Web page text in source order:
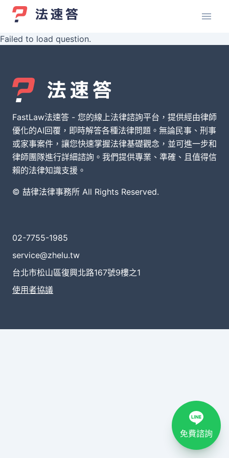
Failed to load question.
FastLaw法速答 - 您的線上法律諮詢平台，提供經由律師
優化的AI回覆，即時解答各種法律問題。無論民事、刑事
或家事案件，讓您快速掌握法律基礎觀念，並可進一步和
律師團隊進行詳細諮詢。我們提供專業、準確、且值得信
賴的法律知識支援。
© 喆律法律事務所 All Rights Reserved.
02-7755-1985
service@zhelu.tw
台北市松山區復興北路167號9樓之1
使用者協議
免費諮詢